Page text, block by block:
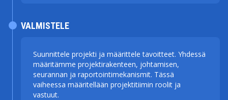
Suunnittele projekti ja määrittele tavoitteet. Yhdessä
määritämme projektirakenteen, johtamisen,
seurannan ja raportointimekanismit. Tässä
vaiheessa määritellään projektitiimin roolit ja
vastuut.
VALMISTELE